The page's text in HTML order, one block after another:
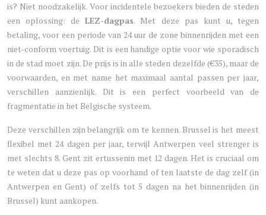
is? Niet noodzakelijk. Voor incidentele bezoekers bieden de steden
een oplossing: deLEZ-dagpas. Met deze pas kunt u, tegen
betaling, voor een periode van 24 uur de zone binnenrijden met een
niet-conform voertuig. Dit is een handige optie voor wie sporadisch
in de stad moet zijn. De prijs is in alle steden dezelfde (€35), maar de
voorwaarden, en met name het maximaal aantal passen per jaar,
verschillen aanzienlijk. Dit is een perfect voorbeeld van de
fragmentatie in het Belgische systeem.
Deze verschillen zijn belangrijk om te kennen. Brussel is het meest
flexibel met 24 dagen per jaar, terwijl Antwerpen veel strenger is
met slechts 8. Gent zit ertussenin met 12 dagen. Het is cruciaal om
te weten dat u deze pas op voorhand of ten laatste de dag zelf (in
Antwerpen en Gent) of zelfs tot 5 dagen na het binnenrijden (in
Brussel) kunt aankopen.